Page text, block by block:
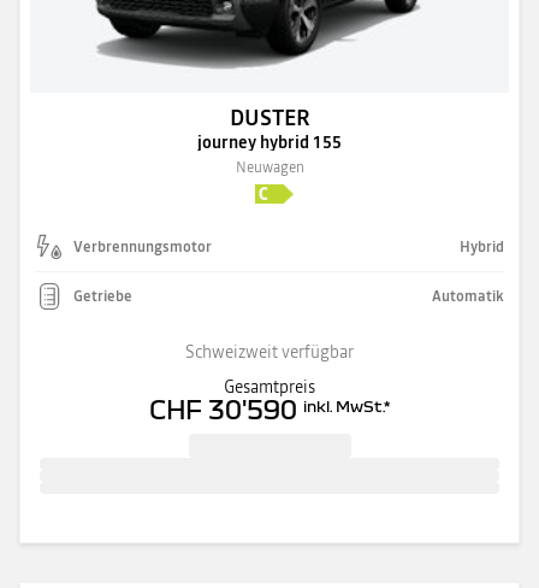
DUSTER
journey hybrid 155
Neuwagen
Verbrennungsmotor Hybrid
Getriebe Automatik
Schweizweit verfügbar
Gesamtpreis
CHF 30'590 inkl. MwSt.*